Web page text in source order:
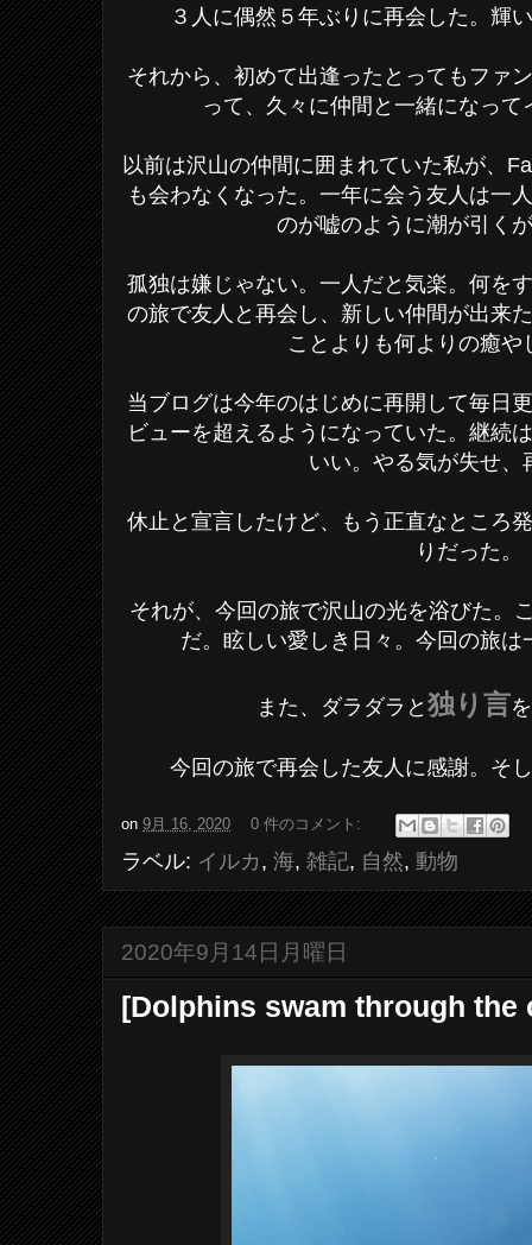
３人に偶然５年ぶりに再会した。輝
それから、初めて出逢ったとってもファ
って、久々に仲間と一緒になっ
以前は沢山の仲間に囲まれていた私が、
も会わなくなった。一年に会う友人は一
のが嘘のように潮が引く
孤独は嫌じゃない。一人だと気楽。何を
の旅で友人と再会し、新しい仲間が出来
ことよりも何よりの癒や
当ブログは今年のはじめに再開して毎日
ビューを超えるようになっていた。継続
いい。やる気が失せ、
休止と宣言したけど、もう正直なところ
りだった。
それが、今回の旅で沢山の光を浴びた。
だ。眩しい愛しき日々。今回の旅
また、ダラダラと 独り言
今回の旅で再会した友人に感謝。そ
on 9月 16, 2020 0 件のコメント:
ラベル: イルカ , 海, 雑記, 自然, 動物
2020年9月14日月曜日
[Dolphins swam through the